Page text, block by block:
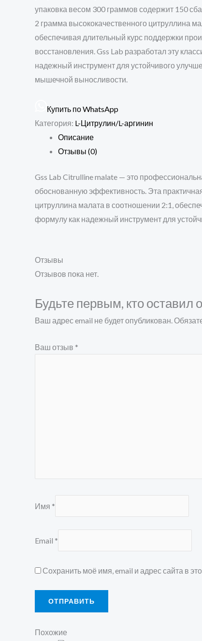
упаковка весом 300 граммов содержит 150
2 грамма высококачественного цитруллина
обеспечивая длительный курс поддержки
восстановления. Gss Lab разработал эту
надежный инструмент для устойчивого
мышечной выносливости.
Купить по WhatsApp
Категория: L-Цитрулин/L-аргинин
Описание
Отзывы (0)
Gss Lab Citrulline malate — это
обоснованную эффективность. Эта
цитруллина малата в соотношении 2:1,
формулу как надежный инструмент для
Отзывы
Отзывов пока нет.
Будьте первым, кто
Ваш адрес email не будет опубликован.
Ваш отзыв *
Имя *
Email *
Сохранить моё имя, email и адрес сайта в
Похожие